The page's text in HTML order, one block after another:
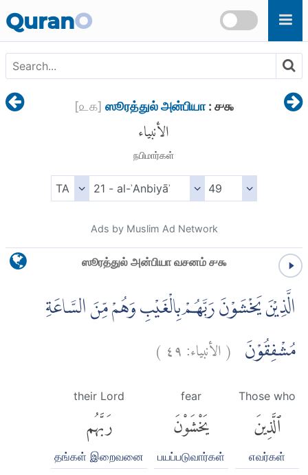
QuranO
[௨௧] ஸூரத்துல் அன்பியா: ௪௯
الأنبياء
நபிமார்கள்
Ads by Muslim Ad Network
ஸூரத்துல் அன்பியா வசனம் ௪௯
الَّذِيْنَ يَخْشَوْنَ رَبَّهُمْ بِالْغَيْبِ وَهُمْ مِّنَ السَّاعَةِ
مُشْفِقُوْنَ (الأنبياء:٤٩)
Those who
ٱلَّذِينَ
எவர்கள்
fear
يَخْشَوْنَ
பயப்படுவார்கள்
their Lord
رَبَّهُم
தங்கள் இறைவனை